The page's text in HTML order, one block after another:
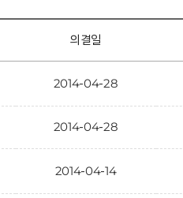
의결일
2014-04-28
2014-04-28
2014-04-14